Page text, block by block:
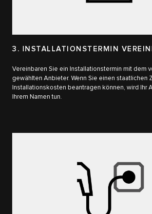
3. INSTALLATIONSTERMIN
Vereinbaren Sie ein Installationstermin mit dem
gewählten Anbieter. Wenn Sie einen staatlichen
Installationskosten beantragen können, wird Ihr
Ihrem Namen tun.